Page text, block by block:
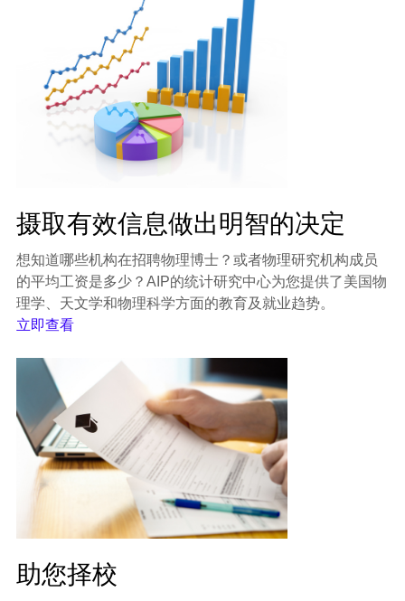
摄取有效信息做出明智的决定
想知道哪些机构在招聘物理博士？或者物理研究机构成员
的平均工资是多少？AIP的统计研究中心为您提供了美国物
理学、天文学和物理科学方面的教育及就业趋势。
立即查看
助您择校